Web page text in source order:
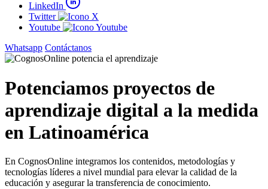
LinkedIn
Twitter
Youtube
Whatsapp Contáctanos
Potenciamos proyectos de
aprendizaje digital a la medida
en Latinoamérica
En CognosOnline integramos los contenidos, metodologías y
tecnologías líderes a nivel mundial para elevar la calidad de la
educación y asegurar la transferencia de conocimiento.